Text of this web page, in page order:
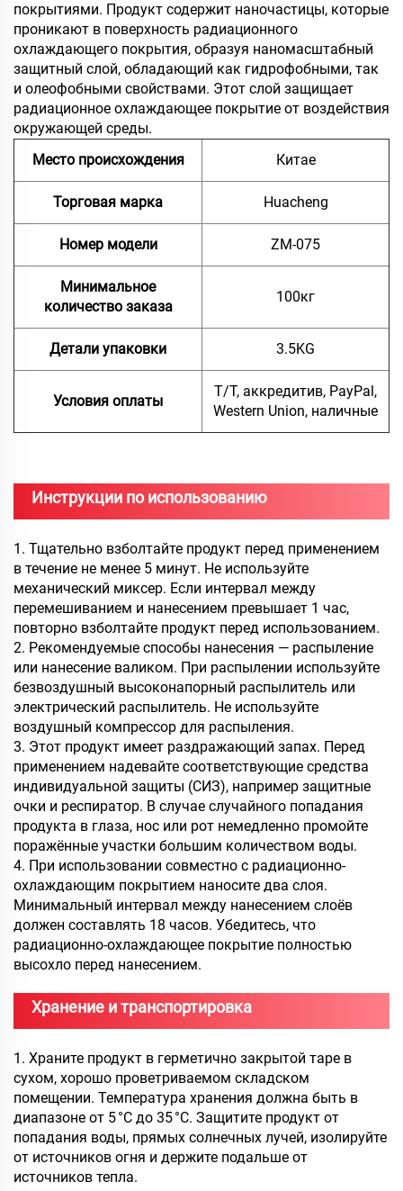
покрытиями. Продукт содержит наночастицы, которые
проникают в поверхность радиационного
охлаждающего покрытия, образуя наномасштабный
защитный слой, обладающий как гидрофобными, так
и олеофобными свойствами. Этот слой защищает
радиационное охлаждающее покрытие от воздействия
окружающей среды.
Место происхождения
Китае
Торговая марка Huacheng
Номер модели ZM-075
Минимальное
количество заказа
100кг
Детали упаковки 3.5KG
Условия оплаты
Т/Т, аккредитив, PayPal,
Western Union, наличные
Инструкции по использованию
1. Тщательно взболтайте продукт перед применением
в течение не менее 5 минут. Не используйте
механический миксер. Если интервал между
перемешиванием и нанесением превышает 1 час,
повторно взболтайте продукт перед использованием.
2. Рекомендуемые способы нанесения — распыление
или нанесение валиком. При распылении используйте
безвоздушный высоконапорный распылитель или
электрический распылитель. Не используйте
воздушный компрессор для распыления.
3. Этот продукт имеет раздражающий запах. Перед
применением надевайте соответствующие средства
индивидуальной защиты (СИЗ), например защитные
очки и респиратор. В случае случайного попадания
продукта в глаза, нос или рот немедленно промойте
поражённые участки большим количеством воды.
4. При использовании совместно с радиационно-
охлаждающим покрытием наносите два слоя.
Минимальный интервал между нанесением слоёв
должен составлять 18 часов. Убедитесь, что
радиационно-охлаждающее покрытие полностью
высохло перед нанесением.
Хранение и транспортировка
1. Храните продукт в герметично закрытой таре в
сухом, хорошо проветриваемом складском
помещении. Температура хранения должна быть в
диапазоне от 5 °C до 35 °C. Защитите продукт от
попадания воды, прямых солнечных лучей, изолируйте
от источников огня и держите подальше от
источников тепла.